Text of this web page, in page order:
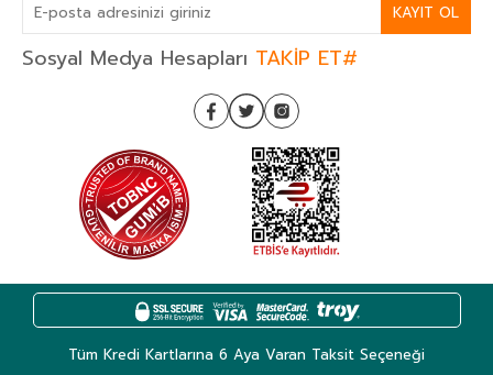
KAYIT OL
Sosyal Medya Hesapları TAKİP ET#
Tüm Kredi Kartlarına 6 Aya Varan Taksit Seçeneği